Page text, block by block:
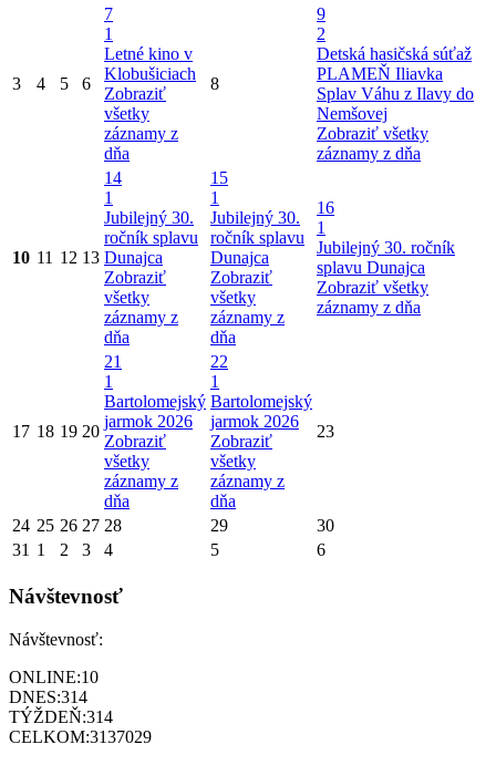
3 4 5 6
7
1
Letné kino v
Klobušiciach
Zobraziť
všetky
záznamy z
dňa
8
9
2
Detská hasičská súťaž
PLAMEŇ Iliavka
Splav Váhu z Ilavy do
Nemšovej
Zobraziť všetky
záznamy z dňa
10 11 12 13
14
1
Jubilejný 30.
ročník splavu
Dunajca
Zobraziť
všetky
záznamy z
dňa
15
1
Jubilejný 30.
ročník splavu
Dunajca
Zobraziť
všetky
záznamy z
dňa
16
1
Jubilejný 30. ročník
splavu Dunajca
Zobraziť všetky
záznamy z dňa
17 18 19 20
21
1
Bartolomejský
jarmok 2026
Zobraziť
všetky
záznamy z
dňa
22
1
Bartolomejský
jarmok 2026
Zobraziť
všetky
záznamy z
dňa
23
24 25 26 27 28 29
30
31 1 2 3 4 5 6
Návštevnosť
Návštevnosť:
ONLINE:10
DNES:314
TÝŽDEŇ:314
CELKOM:3137029